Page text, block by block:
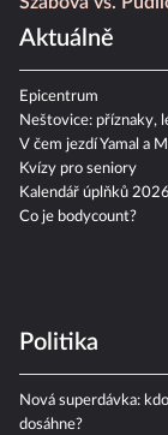
Aktuálně
Epicentrum
Neštovice: příznaky,
V čem jezdí Yamal a
Kvízy pro seniory
Kalendář úplňků 2026
Co je bodycount?
Politika
Nová superdávka:
dosáhne?